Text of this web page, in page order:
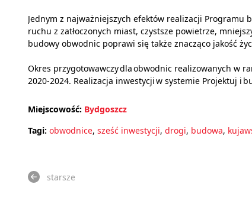
Jednym z najważniejszych efektów realizacji
ruchu z zatłoczonych miast, czystsze powietrze,
budowy obwodnic poprawi się także znacząco jakość
Okres przygotowawczy dla obwodnic realizowanych w
2020-2024. Realizacja inwestycji w systemie Projektuj i
Miejscowość: Bydgoszcz
Tagi: obwodnice, sześć inwestycji, drogi, budowa,
starsze